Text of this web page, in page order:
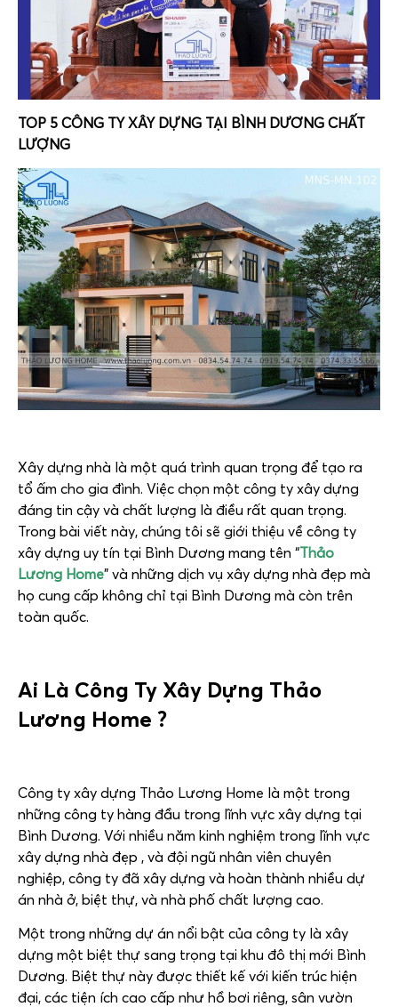
TOP 5 CÔNG TY XÂY DỰNG TẠI BÌNH DƯƠNG CHẤT
LƯỢNG
Xây dựng nhà là một quá trình quan trọng để tạo ra
tổ ấm cho gia đình. Việc chọn một công ty xây dựng
đáng tin cậy và chất lượng là điều rất quan trọng.
Trong bài viết này, chúng tôi sẽ giới thiệu về công ty
xây dựng uy tín tại Bình Dương mang tên “Thảo
Lương Home” và những dịch vụ xây dựng nhà đẹp mà
họ cung cấp không chỉ tại Bình Dương mà còn trên
toàn quốc.
Ai Là Công Ty Xây Dựng Thảo
Lương Home ?
Công ty xây dựng Thảo Lương Home là một trong
những công ty hàng đầu trong lĩnh vực xây dựng tại
Bình Dương. Với nhiều năm kinh nghiệm trong lĩnh vực
xây dựng nhà đẹp , và đội ngũ nhân viên chuyên
nghiệp, công ty đã xây dựng và hoàn thành nhiều dự
án nhà ở, biệt thự, và nhà phố chất lượng cao.
Một trong những dự án nổi bật của công ty là xây
dựng một biệt thự sang trọng tại khu đô thị mới Bình
Dương. Biệt thự này được thiết kế với kiến trúc hiện
đại, các tiện ích cao cấp như hồ bơi riêng, sân vườn